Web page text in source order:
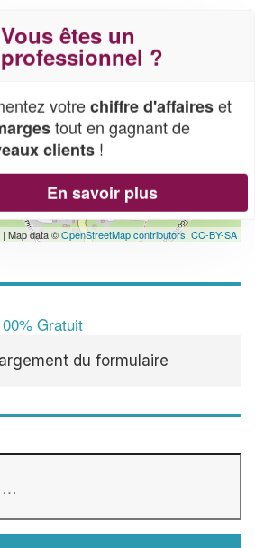
| Map data ©OpenStreetMap contributors, CC-BY-SA
Gratuit
du formulaire
Vous êtes un
professionnel ?
votrechiffre d'affaireset
tout en gagnant de
clients !
En savoir plus